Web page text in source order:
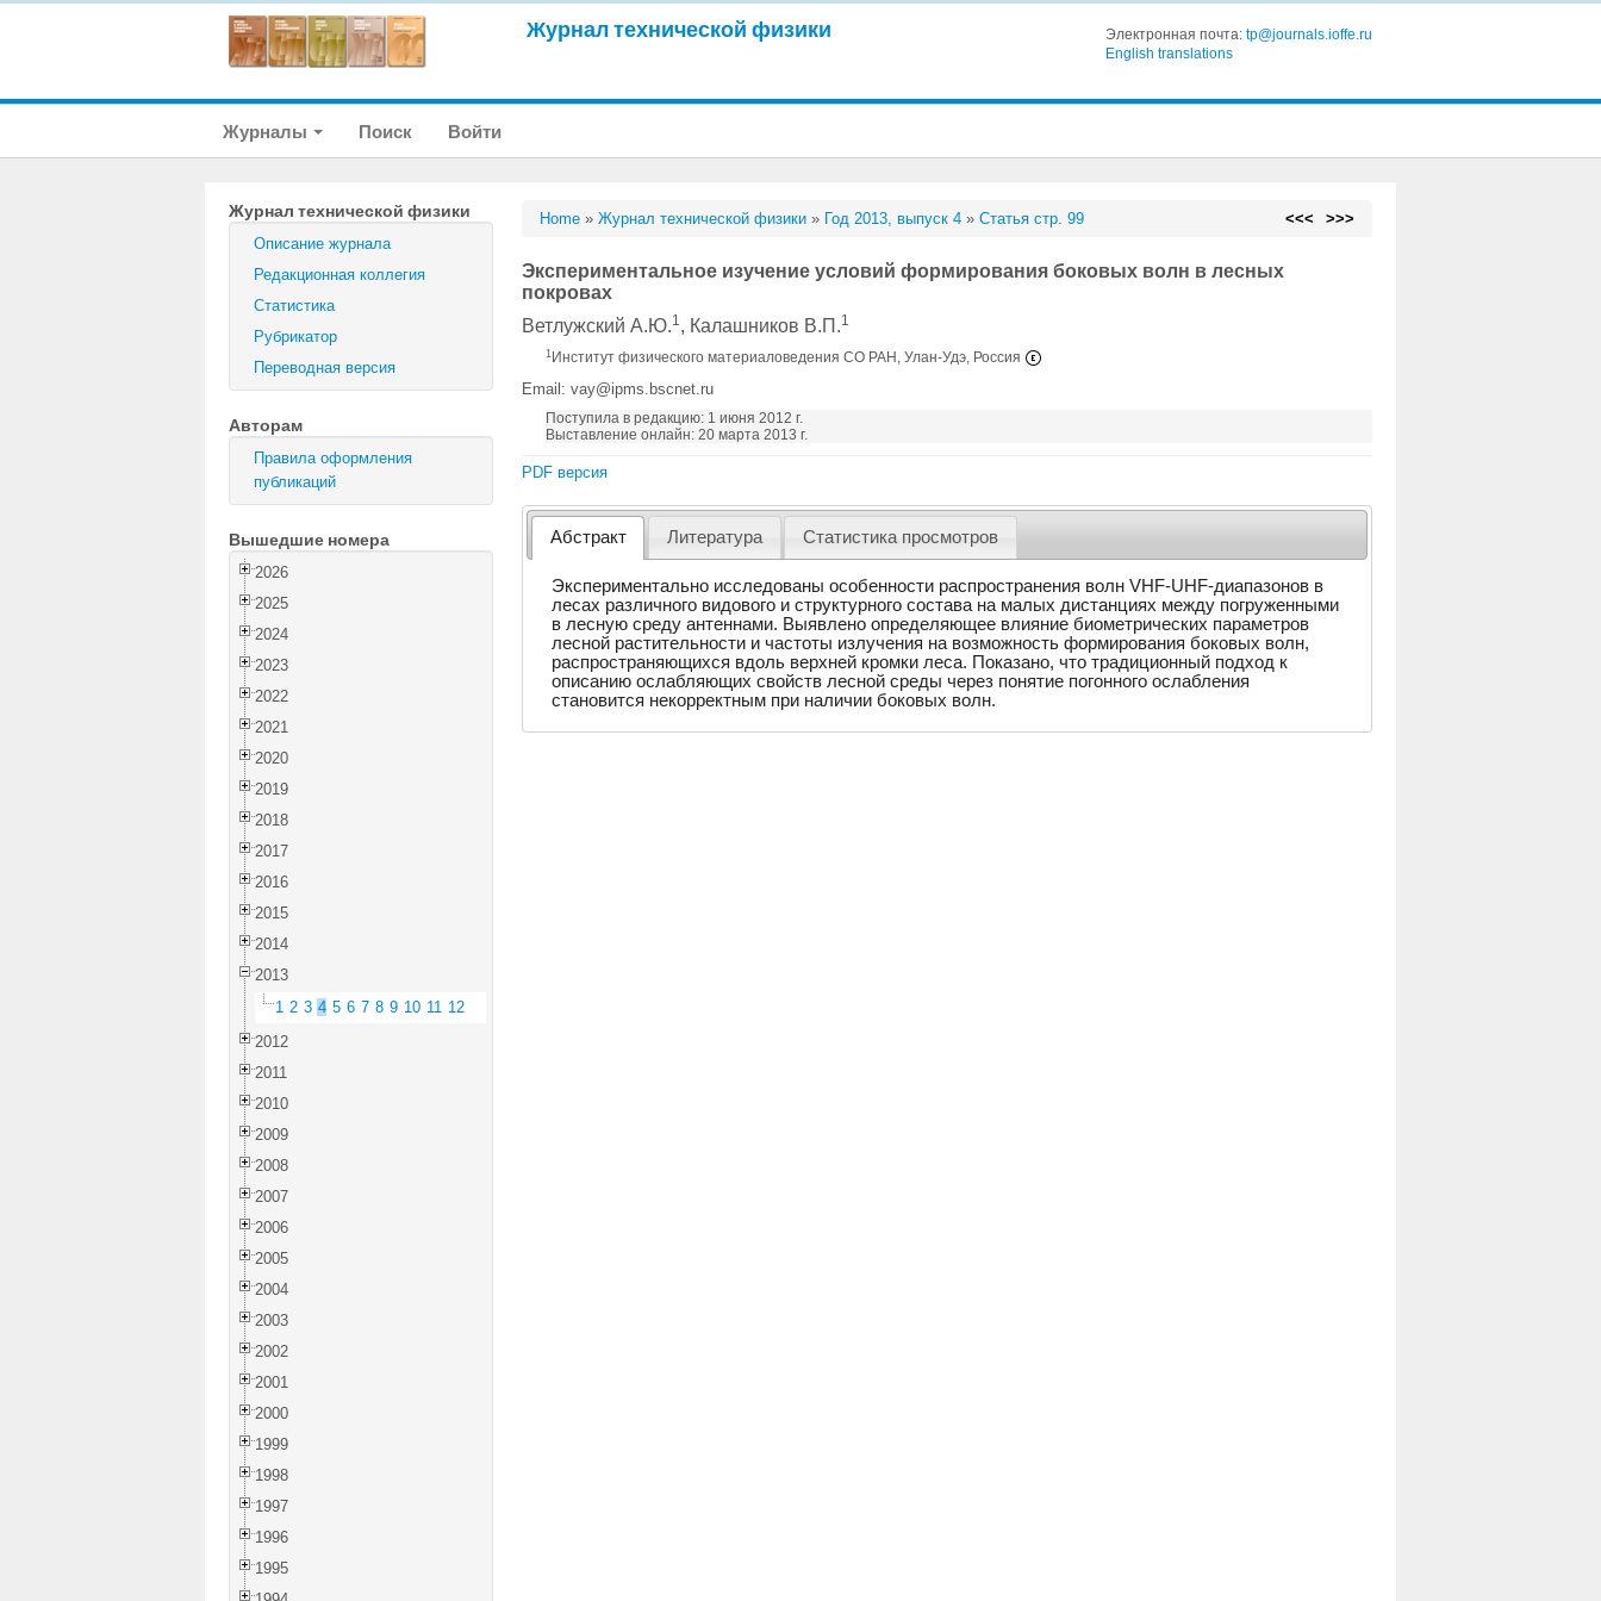
Журнал технической физики Электронная почта: tp@journals.ioffe.ru
English translations
Журналы Поиск Войти
Журнал технической физики
Описание журнала
Редакционная коллегия
Статистика
Рубрикатор
Переводная версия
Авторам
Правила оформления
публикаций
Вышедшие номера
2026
2025
2024
2023
2022
2021
2020
2019
2018
2017
2016
2015
2014
2013
1 2 3 4 5 6 7 8 9 10 11 12
2012
2011
2010
2009
2008
2007
2006
2005
2004
2003
2002
2001
2000
1999
1998
1997
1996
1995
Home »Журнал технической физики » Год 2013, выпуск 4 »Статья стр. 99 <<< >>>
Экспериментальное изучение условий формирования боковых волн в лесных
покровах
Ветлужский А.Ю.1, Калашников В.П.1
1 Институт физического материаловедения СО РАН, Улан-Удэ, Россия
Email: vay@ipms.bscnet.ru
Поступила в редакцию: 1 июня 2012 г.
Выставление онлайн: 20 марта 2013 г.
PDF версия
Абстракт Литература Статистика просмотров
Экспериментально исследованы особенности распространения волн VHF-UHF-диапазонов в
лесах различного видового и структурного состава на малых дистанциях между погруженными
в лесную среду антеннами. Выявлено определяющее влияние биометрических параметров
лесной растительности и частоты излучения на возможность формирования боковых волн,
распространяющихся вдоль верхней кромки леса. Показано, что традиционный подход к
описанию ослабляющих свойств лесной среды через понятие погонного ослабления
становится некорректным при наличии боковых волн.